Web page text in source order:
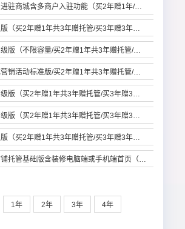
订制多商户进驻商城含多商户入驻功能（买2年赠1年/买3年赠3年/买1年无赠/不含域名）
小程序初级版（买2年赠1年共3年赠托管/买3年赠3年加赠设计/买1年无赠/需要其他套餐请咨询客服）
企业邮箱初级版（不限容量/买2年赠1年共3年赠托管/买3年赠3年/买1年无赠/需要其他套餐请询客服）
互动小游戏营销活动标准版/买2年赠1年共3年赠托管/买3年赠3年/买1年无赠/需要其他套餐请咨询客服
门店系统初级版（买2年赠1年共3年赠托管/买3年赠3年/买1年无赠/需要其他套餐请咨询客服）
教育系统初级版（买2年赠1年共3年赠托管/买3年赠3年/买1年无赠/需要其他套餐请咨询客服）
微传单高级版（买2年赠1年共3年赠托管/买3年赠3年加赠设计/买1年无赠/需要其他套餐请咨询客服）
网站商城店铺托管基础版含装修电脑端或手机端首页（不同要求价格不一样/详询客服）
1年 2年 3年 4年